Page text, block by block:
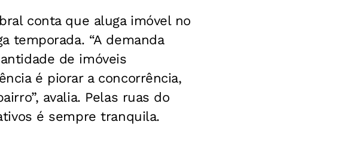
conta que aluga imóvel no
temporada. “A demanda
de imóveis
é piorar a concorrência,
avalia. Pelas ruas do
é sempre tranquila.